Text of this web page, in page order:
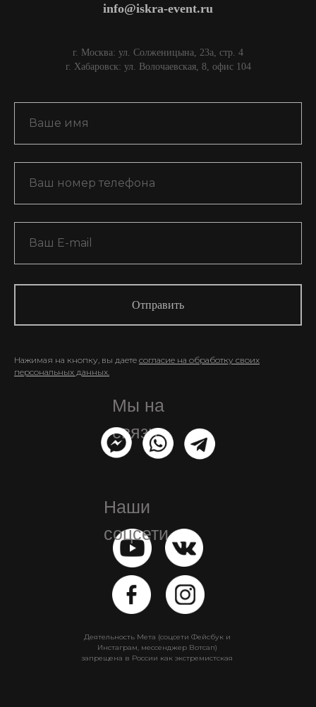
info@iskra-event.ru
г. Москва: ул. Солженицына, 23а, стр. 4
г. Хабаровск: ул. Волочаевская, 8, офис 104
Отправить
Нажимая на кнопку, вы даете согласие на обработку своих
персональных данных.
Мы на
связи
Наши
соцсети
Деятельность Мета (соцсети Фейсбук и
Инстаграм, мессенджер Вотсап)
запрещена в России как экстремистская